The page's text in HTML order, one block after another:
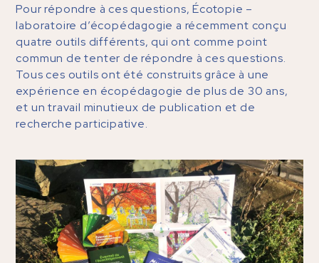
Pour répondre à ces questions, Écotopie –
laboratoire d’écopédagogie a récemment conçu
quatre outils différents, qui ont comme point
commun de tenter de répondre à ces questions.
Tous ces outils ont été construits grâce à une
expérience en écopédagogie de plus de 30 ans,
et un travail minutieux de publication et de
recherche participative.